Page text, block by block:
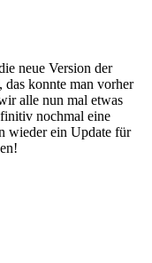
neue Version der
konnte man vorher
alle nun mal etwas
nochmal eine
wieder ein Update für